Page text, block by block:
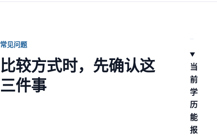
常见问题
比较方式时，先确认这
三件事
当
前
学
历
能
报